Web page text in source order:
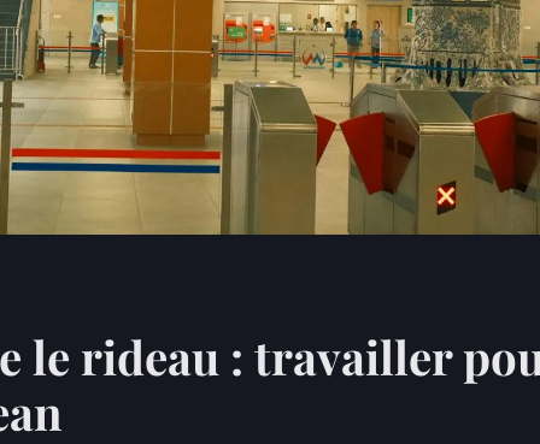
le rideau : travailler